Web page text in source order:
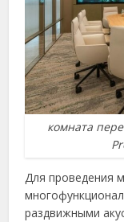
комната
Для проведения
раздвижными